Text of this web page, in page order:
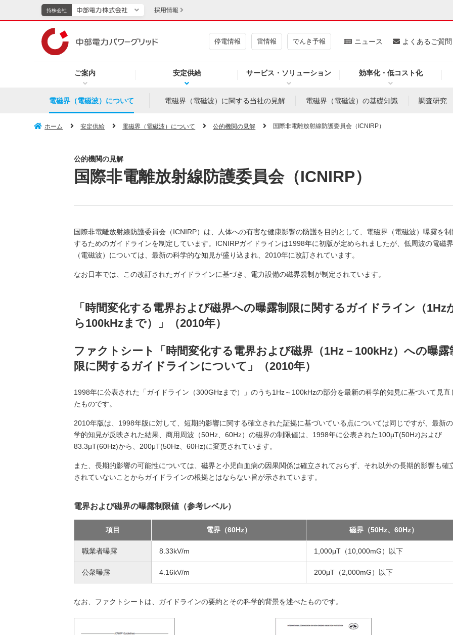
ご案内 安定供給 サービス・ソリューション 効率化・低コスト化
停電情報 雷情報 でんき予報 ニュース よくあるご質
持株会社
持株会社
中部電力グループレポート イベント・スポーツ・CM ニュース よくあるご質問・お問い合わせ
採用情報
電磁界（電磁波）について 電磁界（電磁波）に関する当社の見解 電磁界（電磁波）の基礎知識 調査研究
ホーム 安定供給 電磁界（電磁波）について 公的機関の見解 国際非電離放射線防護委員会（ICNIRP）
公的機関の見解
国際非電離放射線防護委員会（ICNIRP）
国際非電離放射線防護委員会（ICNIRP）は、人体への有害な健康影響の防護を目的として、電磁界（電磁波）曝露を制
するためのガイドラインを制定しています。ICNIRPガイドラインは1998年に初版が定められましたが、低周波の電磁
（電磁波）については、最新の科学的な知見が盛り込まれ、2010年に改訂されています。
なお日本では、この改訂されたガイドラインに基づき、電力設備の磁界規制が制定されています。
「時間変化する電界および磁界への曝露制限に関するガイドライン（1Hz
ら100kHzまで）」（2010年）
ファクトシート「時間変化する電界および磁界（1Hz－100kHz）への曝露
限に関するガイドラインについて」（2010年）
1998年に公表された「ガイドライン（300GHzまで）」のうち1Hz～100kHzの部分を最新の科学的知見に基づいて見直
たものです。
2010年版は、1998年版に対して、短期的影響に関する確立された証拠に基づいている点については同じですが、最新
学的知見が反映された結果、商用周波（50Hz、60Hz）の磁界の制限値は、1998年に公表された100μT(50Hz)および
83.3μT(60Hz)から、200μT(50Hz、60Hz)に変更されています。
また、長期的影響の可能性については、磁界と小児白血病の因果関係は確立されておらず、それ以外の長期的影響も確
されていないことからガイドラインの根拠とはならない旨が示されています。
電界および磁界の曝露制限値（参考レベル）
項目 電界（60Hz） 磁界（50Hz、60Hz）
職業者曝露 8.33kV/m 1,000μT（10,000mG）以下
公衆曝露 4.16kV/m 200μT（2,000mG）以下
なお、ファクトシートは、ガイドラインの要約とその科学的背景を述べたものです。